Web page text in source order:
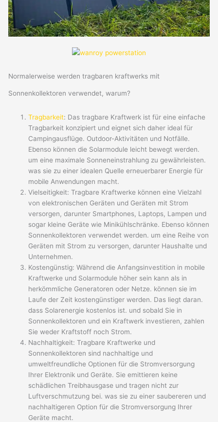
Normalerweise werden tragbaren kraftwerks mit
Sonnenkollektoren verwendet, warum?
Tragbarkeit: Das tragbare Kraftwerk ist für eine einfache
Tragbarkeit konzipiert und eignet sich daher ideal für
Campingausflüge. Outdoor-Aktivitäten und Notfälle.
Ebenso können die Solarmodule leicht bewegt werden.
um eine maximale Sonneneinstrahlung zu gewährleisten.
was sie zu einer idealen Quelle erneuerbarer Energie für
mobile Anwendungen macht.
Vielseitigkeit: Tragbare Kraftwerke können eine Vielzahl
von elektronischen Geräten und Geräten mit Strom
versorgen, darunter Smartphones, Laptops, Lampen und
sogar kleine Geräte wie Minikühlschränke. Ebenso können
Sonnenkollektoren verwendet werden. um eine Reihe von
Geräten mit Strom zu versorgen, darunter Haushalte und
Unternehmen.
Kostengünstig: Während die Anfangsinvestition in mobile
Kraftwerke und Solarmodule höher sein kann als in
herkömmliche Generatoren oder Netze. können sie im
Laufe der Zeit kostengünstiger werden. Das liegt daran.
dass Solarenergie kostenlos ist. und sobald Sie in
Sonnenkollektoren und ein Kraftwerk investieren, zahlen
Sie weder Kraftstoff noch Strom.
Nachhaltigkeit: Tragbare Kraftwerke und
Sonnenkollektoren sind nachhaltige und
umweltfreundliche Optionen für die Stromversorgung
Ihrer Elektronik und Geräte. Sie emittieren keine
schädlichen Treibhausgase und tragen nicht zur
Luftverschmutzung bei. was sie zu einer saubereren und
nachhaltigeren Option für die Stromversorgung Ihrer
Geräte macht.